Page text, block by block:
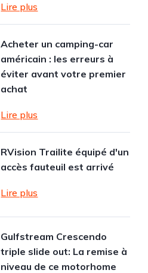
Lire plus
Acheter un camping-car
américain : les erreurs à
éviter avant votre premier
achat
Lire plus
RVision Trailite équipé d'un
accès fauteuil est arrivé
Lire plus
Gulfstream Crescendo
triple slide out: La remise à
niveau de ce motorhome